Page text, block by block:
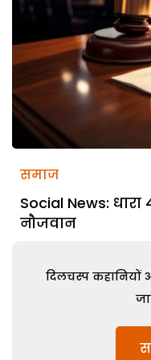
समाज
Social News:
नौजवान
दिलचस्प